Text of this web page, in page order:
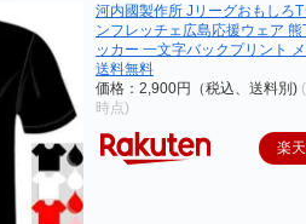
河内國製作所 Jリーグおもしろ
ンフレッチェ広島応援ウェア
ッカー 一文字バックプリント
送料無料
価格：2,900円（税込、送料別)
時点)
楽